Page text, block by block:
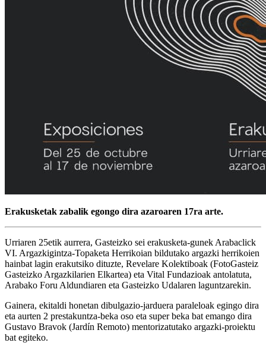
Erakusketak zabalik egongo dira azaroaren 17ra arte.
Urriaren 25etik aurrera, Gasteizko sei erakusketa-gunek Arabaclick
VI. Argazkigintza-Topaketa Herrikoian bildutako argazki herrikoien
hainbat lagin erakutsiko dituzte, Revelare Kolektiboak (FotoGasteiz
Gasteizko Argazkilarien Elkartea) eta Vital Fundazioak antolatuta,
Arabako Foru Aldundiaren eta Gasteizko Udalaren laguntzarekin.
Gainera, ekitaldi honetan dibulgazio-jarduera paraleloak egingo dira
eta aurten 2 prestakuntza-beka oso eta super beka bat emango dira
Gustavo Bravok (Jardín Remoto) mentorizatutako argazki-proiektu
bat egiteko.